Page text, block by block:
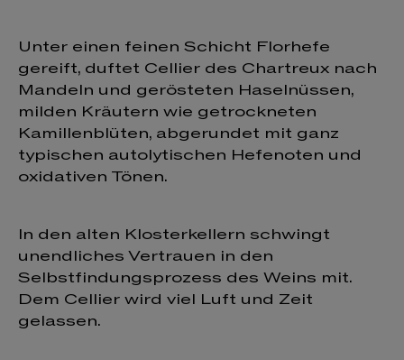
Unter einen feinen Schicht Florhefe
gereift, duftet Cellier des Chartreux nach
Mandeln und gerösteten Haselnüssen,
milden Kräutern wie getrockneten
Kamillenblüten, abgerundet mit ganz
typischen autolytischen Hefenoten und
oxidativen Tönen.
In den alten Klosterkellern schwingt
unendliches Vertrauen in den
Selbstfindungsprozess des Weins mit.
Dem Cellier wird viel Luft und Zeit
gelassen.